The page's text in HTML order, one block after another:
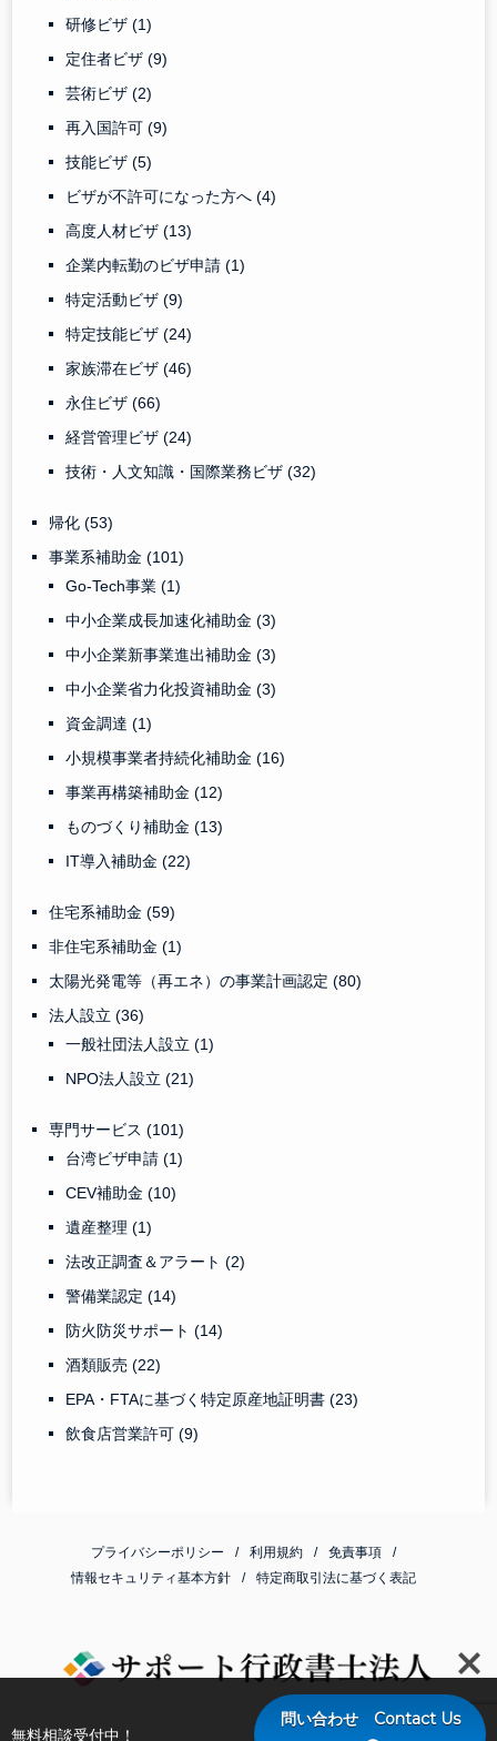
研修ビザ(1)
定住者ビザ(9)
芸術ビザ(2)
再入国許可(9)
技能ビザ(5)
ビザが不許可になった方へ(4)
高度人材ビザ(13)
企業内転勤のビザ申請(1)
特定活動ビザ(9)
特定技能ビザ(24)
家族滞在ビザ(46)
永住ビザ(66)
経営管理ビザ(24)
技術・人文知識・国際業務ビザ(32)
帰化(53)
事業系補助金(101)
Go-Tech事業(1)
中小企業成長加速化補助金(3)
中小企業新事業進出補助金(3)
中小企業省力化投資補助金(3)
資金調達(1)
小規模事業者持続化補助金(16)
事業再構築補助金(12)
ものづくり補助金(13)
IT導入補助金(22)
住宅系補助金(59)
非住宅系補助金(1)
太陽光発電等（再エネ）の事業計画認定(80)
法人設立(36)
一般社団法人設立(1)
NPO法人設立(21)
専門サービス(101)
台湾ビザ申請(1)
CEV補助金(10)
遺産整理(1)
法改正調査＆アラート(2)
警備業認定(14)
防火防災サポート(14)
酒類販売(22)
EPA・FTAに基づく特定原産地証明書(23)
飲食店営業許可(9)
プライバシーポリシー 利用規約
免責事項
情報セキュリティ基本方針
特定商取引法に基づく表記
無料相談受付中！
問い合わせ Contact Us